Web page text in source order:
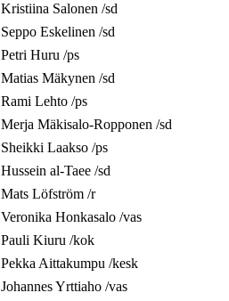
Kristiina Salonen /sd
Seppo Eskelinen /sd
Petri Huru /ps
Matias Mäkynen /sd
Rami Lehto /ps
Merja Mäkisalo-Ropponen /sd
Sheikki Laakso /ps
Hussein al-Taee /sd
Mats Löfström /r
Veronika Honkasalo /vas
Pauli Kiuru /kok
PekkaAittakumpu /kesk
JohannesYrttiaho /vas